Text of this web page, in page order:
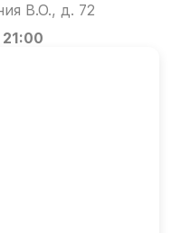
В.О., д. 72
21:00